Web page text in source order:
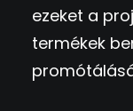
ezeket a
termékek